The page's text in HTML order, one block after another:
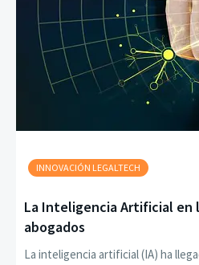
INNOVACIÓN LEGALTECH
La Inteligencia Artificial en
abogados
La inteligencia artificial (IA) ha